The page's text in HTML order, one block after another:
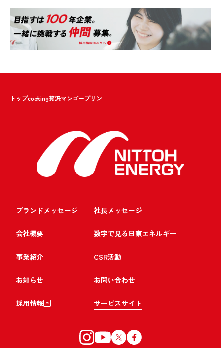
トップcooking贅沢マンゴープリン
ブランドメッセージ 社長メッセージ
会社概要 数字で見る日東エネルギー
事業紹介 CSR活動
お知らせ お問い合わせ
採用情報 サービスサイト